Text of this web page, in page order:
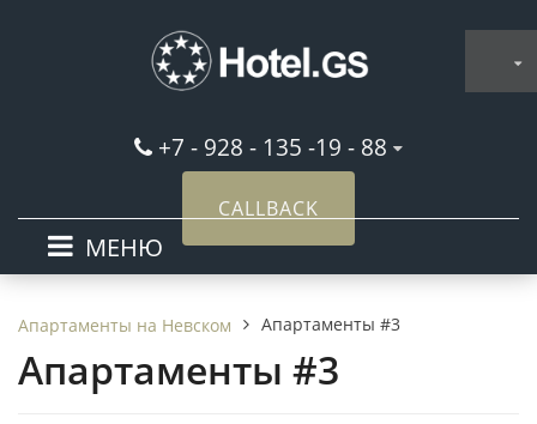
+7 - 928 - 135 -19 - 88
CALLBACK
МЕНЮ
Апартаменты на Невском Апартаменты #3
Апартаменты #3